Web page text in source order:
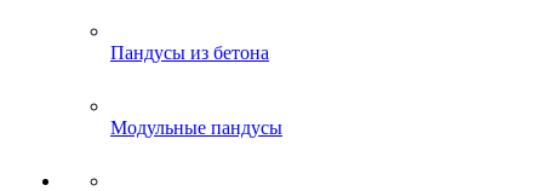
Пандусы из бетона
Модульные пандусы